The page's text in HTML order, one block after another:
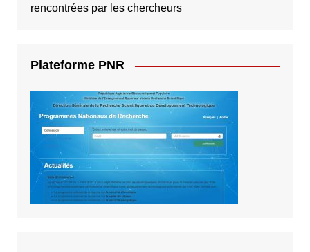
rencontrées par les chercheurs
Plateforme PNR